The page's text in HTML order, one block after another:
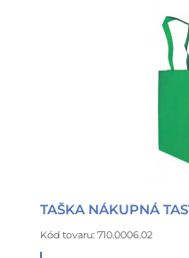
TAŠKA NÁKUPNÁ
Kód tovaru: 710.0006.02